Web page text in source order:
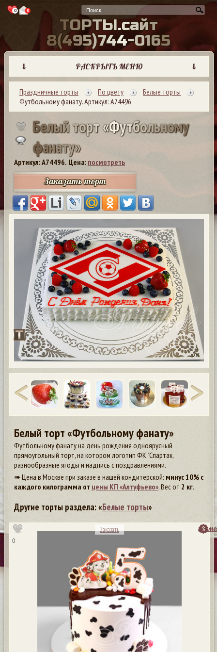
0 0
ТОРТЫ.сайт
8(495)744-0165
⇓ РАСКРЫТЬ МЕНЮ ⇓
Праздничные торты По цвету
Белые торты
Футбольному фанату. Артикул: А74496
Белыйторт«Футбольному
фанату»
Артикул: A74496. Цена: посмотреть
Заказать торт
Белый торт «Футбольному фанату»
Футбольному фанату на день рождения одноярусный
прямоугольный торт, на котором логотип ФК "Спартак,
разнообразные ягоды и надпись с поздравлениями.
➠ Цена в Москве при заказе в нашей кондитерской: минус 10% с
каждого килограмма от цены КП «Алтуфьево». Вес от 2 кг.
Другие торты раздела: «Белые торты»
0
Заказать